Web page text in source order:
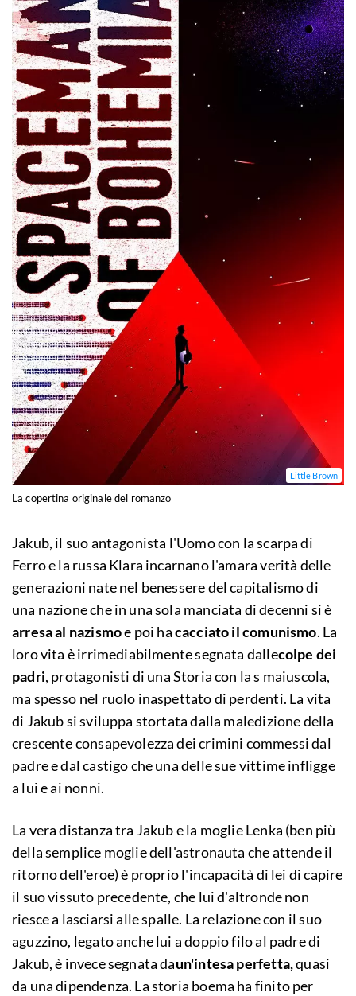
Little Brown
La copertina originale del romanzo
Jakub, il suo antagonista l'Uomo con la scarpa di
Ferro e la russa Klara incarnano l'amara verità delle
generazioni nate nel benessere del capitalismo di
una nazione che in una sola manciata di decenni si è
arresa al nazismoe poi hacacciato il comunismo. La
loro vita è irrimediabilmente segnata dallecolpe dei
padri, protagonisti di una Storia con la s maiuscola,
ma spesso nel ruolo inaspettato di perdenti. La vita
di Jakub si sviluppa stortata dalla maledizione della
crescente consapevolezza dei crimini commessi dal
padre e dal castigo che una delle sue vittime infligge
a lui e ai nonni.
La vera distanza tra Jakub e la moglie Lenka (ben più
della semplice moglie dell'astronauta che attende il
ritorno dell'eroe) è proprio l'incapacità di lei di capire
il suo vissuto precedente, che lui d'altronde non
riesce a lasciarsi alle spalle. La relazione con il suo
aguzzino, legato anche lui a doppio filo al padre di
Jakub, è invece segnata daun'intesa perfetta,quasi
da una dipendenza. La storia boema ha finito per